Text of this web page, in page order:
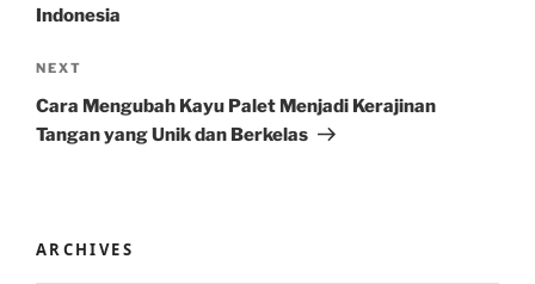
Indonesia
Next
Post
NEXT
Cara Mengubah Kayu Palet Menjadi Kerajinan
Tangan yang Unik dan Berkelas
ARCHIVES